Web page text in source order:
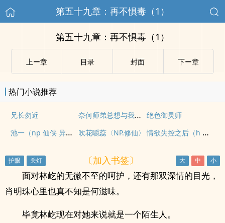
第五十九章：再不惧毒（1）
第五十九章：再不惧毒（1）
上ー章 目录 封面 下ー章
热门小说推荐
兄长勿近 奈何师弟总想与我双修（仙侠1v1 H） 绝色御灵师
池一（np 仙侠 异能） 吹花嚼蕊〈NP.修仙〉 情欲失控之后（h 短篇合集）
〔加入书签〕
面对林屹的无微不至的呵护，还有那双深情的目光，
肖明珠心里也真不知是何滋味。
毕竟林屹现在对她来说就是一个陌生人。